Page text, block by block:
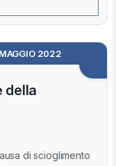
2022
della
di scioglimento